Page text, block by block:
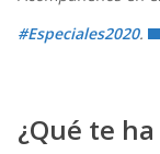
#Especiales2020.
¿Qué te